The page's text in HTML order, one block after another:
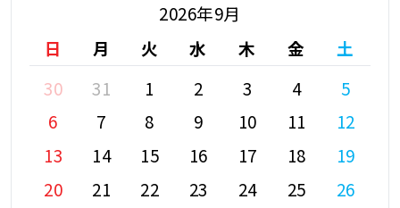
2026年9月
日
月 火 水 木 金
土
30
31 1 2 3 4
5
6
7 8 9 10 11
12
13
14 15 16 17 18
19
20
21 22 23 24 25
26